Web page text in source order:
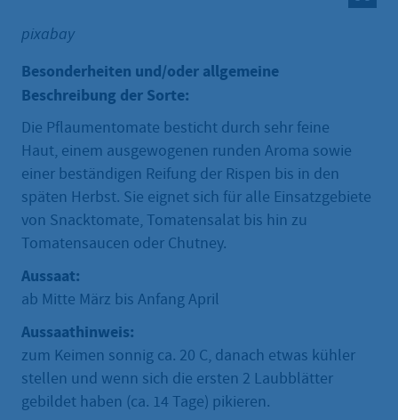
pixabay
Besonderheiten und/oder allgemeine
Beschreibung der Sorte:
Die Pflaumentomate besticht durch sehr feine
Haut, einem ausgewogenen runden Aroma sowie
einer beständigen Reifung der Rispen bis in den
späten Herbst. Sie eignet sich für alle Einsatzgebiete
von Snacktomate, Tomatensalat bis hin zu
Tomatensaucen oder Chutney.
Aussaat:
ab Mitte März bis Anfang April
Aussaathinweis:
zum Keimen sonnig ca. 20 C, danach etwas kühler
stellen und wenn sich die ersten 2 Laubblätter
gebildet haben (ca. 14 Tage) pikieren.